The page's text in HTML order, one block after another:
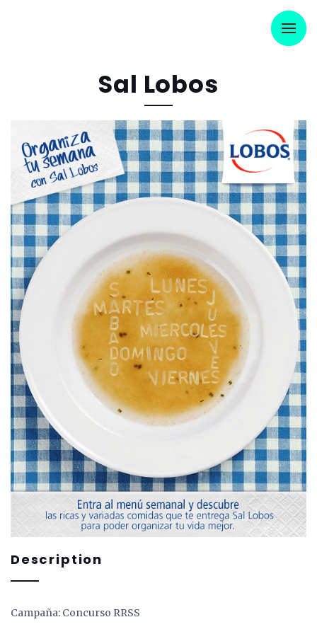
Sal Lobos
Description
Campaña: Concurso RRSS